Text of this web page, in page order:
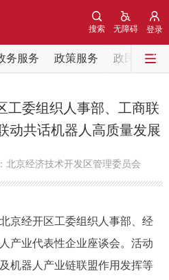
登录
无障碍
搜索
务服务 政策服务 政民互动
议信息 部门动态
构职能 政策服务
工委组织人事部、工商联
动共话机器人高质量发展
北京经济技术开发区管理委员会
经开区工委组织人事部、经
产业代表性企业座谈会。活动
机器人产业链联盟作用发挥等